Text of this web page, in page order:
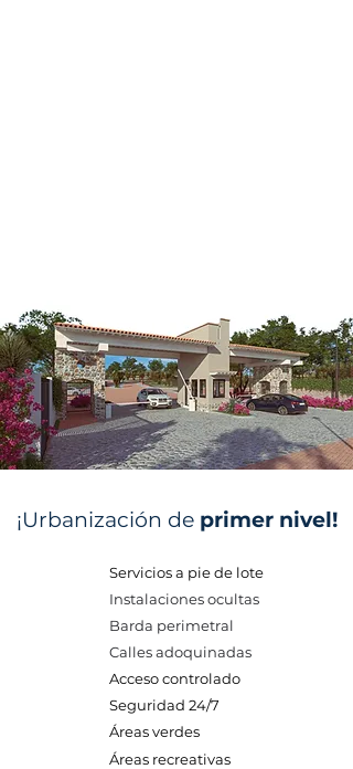
¡Urbanización de primer nivel!
Servicios a pie de lote
Instalaciones ocultas
Barda perimetral
Calles adoquinadas
Acceso controlado
Seguridad 24/7
Áreas verdes
Áreas recreativas